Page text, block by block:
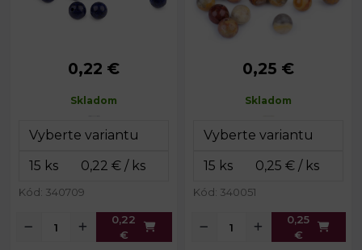
Priemer:
6 mm
0,22 €
Skladom
Kód: 340709
0,22
€
Priemer:
8 mm
0,25 €
Skladom
Kód: 340051
0,25
€